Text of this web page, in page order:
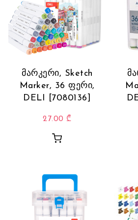
მარკერი, Sketch
Marker, 36 ფერი,
DELI [7080136]
27.00 ₾